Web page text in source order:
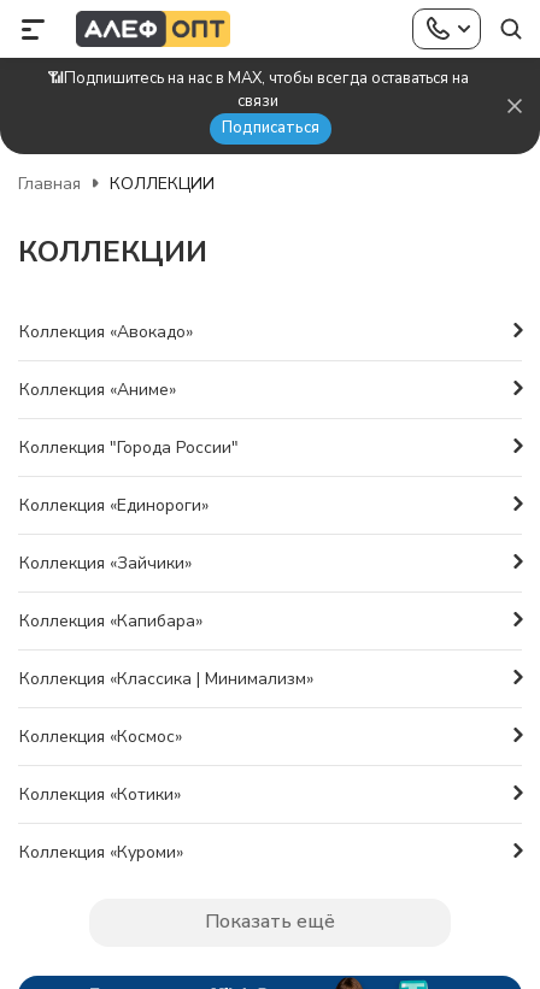
📶Подпишитесь на нас в MAX, чтобы всегда оставаться на
связи
Подписаться
Главная КОЛЛЕКЦИИ
КОЛЛЕКЦИИ
Коллекция «Авокадо»
Коллекция «Аниме»
Коллекция "Города России"
Коллекция «Единороги»
Коллекция «Зайчики»
Коллекция «Капибара»
Коллекция «Классика | Минимализм»
Коллекция «Космос»
Коллекция «Котики»
Коллекция «Куроми»
Показать ещё